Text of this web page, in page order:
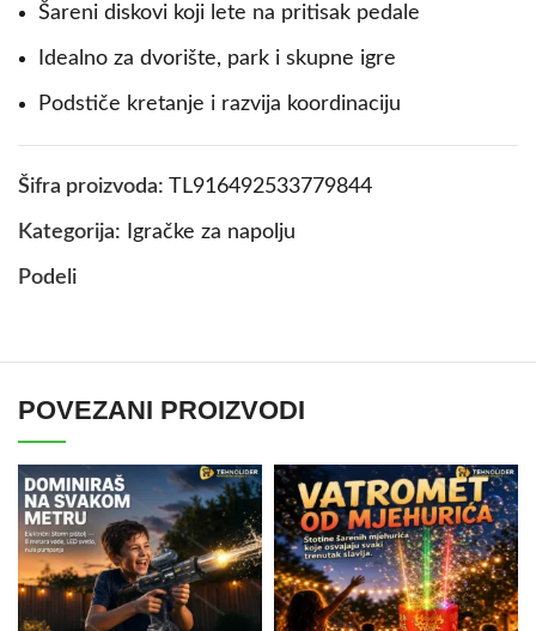
Šareni diskovi koji lete na pritisak pedale
Idealno za dvorište, park i skupne igre
Podstiče kretanje i razvija koordinaciju
Šifra proizvoda: TL916492533779844
Kategorija: Igračke za napolju
Podeli
POVEZANI PROIZVODI